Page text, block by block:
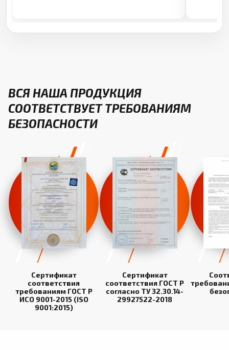
ВСЯ НАША ПРОДУКЦИЯ
СООТВЕТСТВУЕТ ТРЕБОВАНИЯМ
БЕЗОПАСНОСТИ
Сертификат
соответствия
требованиям ГОСТ Р
ИСО 9001-2015 (ISO
9001:2015)
Сертификат
соответствия ГОСТ Р
согласно ТУ 32.30.14-
29927522-2018